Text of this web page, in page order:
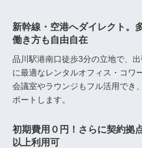
新幹線・空港へダイレクト。
働き方も自由自在
品川駅港南口徒歩3分の立地で、
に最適なレンタルオフィス・コワ
会議室やラウンジもフル活用でき
ポートします。
初期費用０円！さらに契約拠
以上利用可